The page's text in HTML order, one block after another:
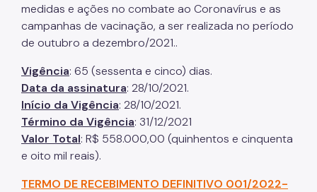
medidas e ações no combate ao Coronavírus e as
campanhas de vacinação, a ser realizada no período
de outubro a dezembro/2021..
Vigência: 65 (sessenta e cinco) dias.
Data da assinatura: 28/10/2021.
Início da Vigência: 28/10/2021.
Término da Vigência: 31/12/2021
Valor Total: R$ 558.000,00 (quinhentos e cinquenta
e oito mil reais).
TERMO DE RECEBIMENTO DEFINITIVO 001/2022-